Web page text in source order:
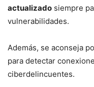
actualizado siempre
vulnerabilidades.
Además, se aconseja
para detectar
ciberdelincuentes.